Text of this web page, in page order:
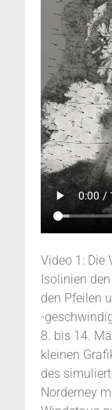
Video 1: Die
Isolinien
den Pfeilen
-
8. bis 14.
kleinen
des
Norderney